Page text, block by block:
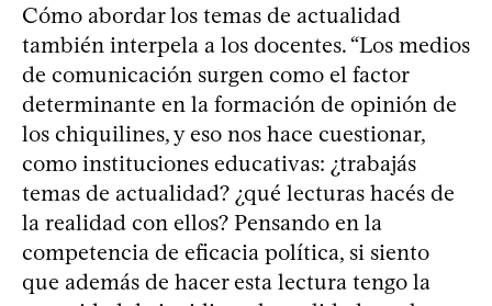
Cómo abordar los temas de actualidad
también interpela a los docentes. “Los medios
de comunicación surgen como el factor
determinante en la formación de opinión de
los chiquilines, y eso nos hace cuestionar,
como instituciones educativas: ¿trabajás
temas de actualidad? ¿qué lecturas hacés de
la realidad con ellos? Pensando en la
competencia de eficacia política, si siento
que además de hacer esta lectura tengo la